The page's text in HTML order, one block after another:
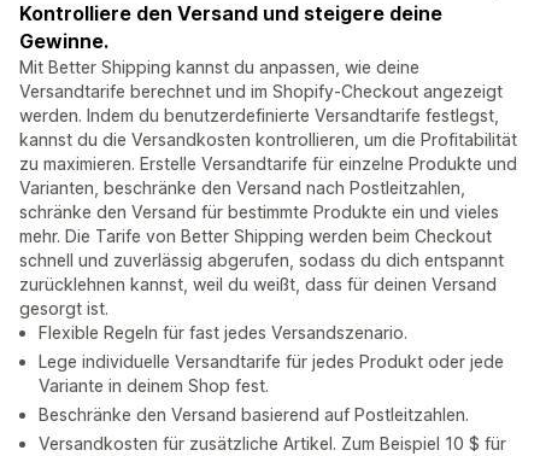
Kontrolliere den Versand und steigere deine
Gewinne.
Mit Better Shipping kannst du anpassen, wie deine
Versandtarife berechnet und im Shopify-Checkout angezeigt
werden. Indem du benutzerdefinierte Versandtarife festlegst,
kannst du die Versandkosten kontrollieren, um die Profitabilität
zu maximieren. Erstelle Versandtarife für einzelne Produkte und
Varianten, beschränke den Versand nach Postleitzahlen,
schränke den Versand für bestimmte Produkte ein und vieles
mehr. Die Tarife von Better Shipping werden beim Checkout
schnell und zuverlässig abgerufen, sodass du dich entspannt
zurücklehnen kannst, weil du weißt, dass für deinen Versand
gesorgt ist.
Flexible Regeln für fast jedes Versandszenario.
Lege individuelle Versandtarife für jedes Produkt oder jede
Variante in deinem Shop fest.
Beschränke den Versand basierend auf Postleitzahlen.
Versandkosten für zusätzliche Artikel. Zum Beispiel 10 $ für